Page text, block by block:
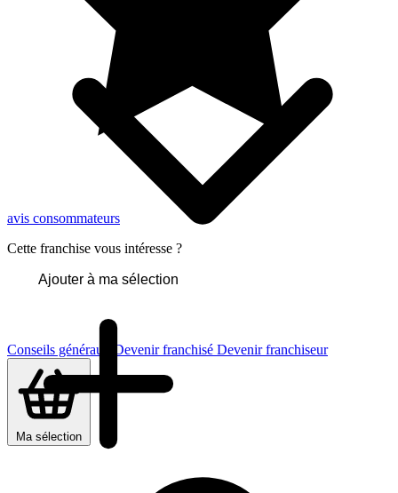
Conseils généraux Devenir franchisé Devenir franchiseur
Ma sélection
avis consommateurs
Cette franchise vous intéresse ?
Ajouter à ma sélection